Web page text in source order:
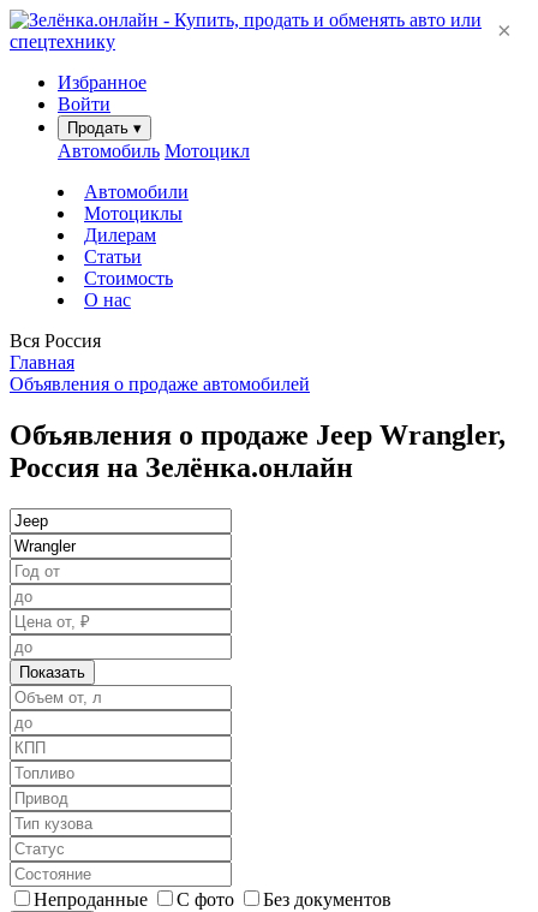
Избранное
Войти
Продать ▾
Автомобиль Мотоцикл
Автомобили
Мотоциклы
Дилерам
Статьи
Стоимость
О нас
Вся Россия
Главная
Объявления о продаже автомобилей
Объявления о продаже Jeep Wrangler,
Россия на Зелёнка.онлайн
Показать
Непроданные С фото Без документов
×